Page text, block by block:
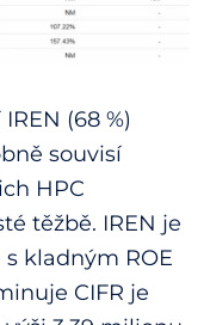
(68 %)
souvisí
HPC
těžbě. IREN je
kladným ROE
CIFR je